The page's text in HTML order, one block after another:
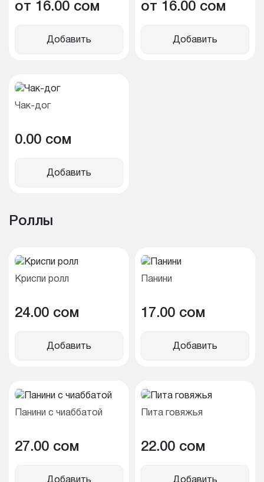
от 16.00 cом
Добавить
от 16.00 cом
Добавить
Чак-дог
0.00 cом
Добавить
Роллы
Криспи ролл
24.00 cом
Добавить
Панини
17.00 cом
Добавить
Панини с чиаббатой
27.00 cом
Добавить
Пита говяжья
22.00 cом
Добавить